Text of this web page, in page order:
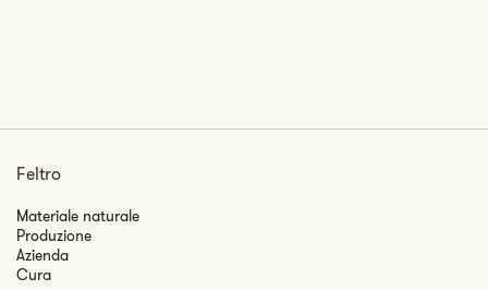
Feltro
Materiale naturale
Produzione
Azienda
Cura